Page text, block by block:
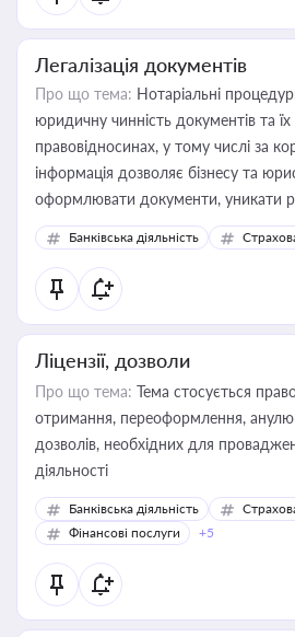
Легалізація документів
Про що тема: Нотаріальні
юридичну чинність документів та
правовідносинах, у тому числі за
інформація дозволяє бізнесу та
оформлювати документи, уникати
забезпечувати їх належне
контрагентами
Банківська діяльність
Ліцензії, дозволи
Про що тема: Тема стосується
отримання, переоформлення,
дозволів, необхідних для
діяльності
Банківська діяльність
Фінансові послуги
+5